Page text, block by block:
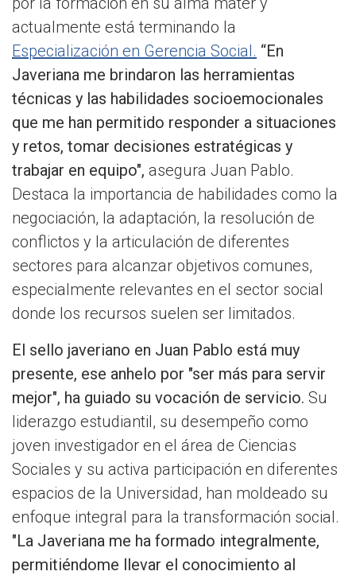
actualmente está terminando la
Especialización en Gerencia Social. “En
Javeriana me brindaron las herramientas
técnicas y las habilidades socioemocionales
que me han permitido responder a situaciones
y retos, tomar decisiones estratégicas y
trabajar en equipo", asegura Juan Pablo.
Destaca la importancia de habilidades como la
negociación, la adaptación, la resolución de
conflictos y la articulación de diferentes
sectores para alcanzar objetivos comunes,
especialmente relevantes en el sector social
donde los recursos suelen ser limitados.
El sello javeriano en Juan Pablo está muy
presente, ese anhelo por "ser más para servir
mejor", ha guiado su vocación de servicio. Su
liderazgo estudiantil, su desempeño como
joven investigador en el área de Ciencias
Sociales y su activa participación en diferentes
espacios de la Universidad, han moldeado su
enfoque integral para la transformación social.
"La Javeriana me ha formado integralmente,
permitiéndome llevar el conocimiento al